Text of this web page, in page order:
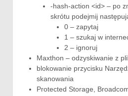
-hash-action <id> – po
skrótu podejmij
0 – zapytaj
1 – szukaj w
2 – ignoruj
Maxthon – odzyskiwanie z
blokowanie przycisku
skanowania
Protected Storage,